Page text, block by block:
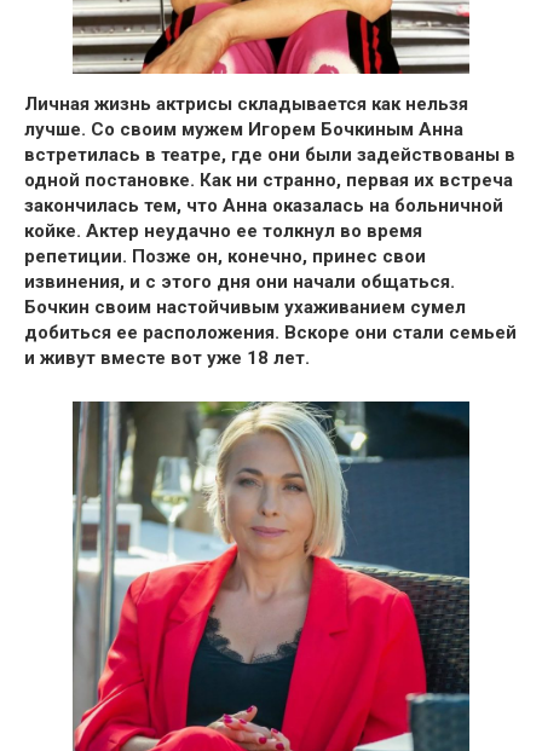
Личная жизнь актрисы складывается как нельзя
лучше. Со своим мужем Игорем Бочкиным Анна
встретилась в театре, где они были задействованы в
одной постановке. Как ни странно, первая их встреча
закончилась тем, что Анна оказалась на больничной
койке. Актер неудачно ее толкнул во время
репетиции. Позже он, конечно, принес свои
извинения, и с этого дня они начали общаться.
Бочкин своим настойчивым ухаживанием сумел
добиться ее расположения. Вскоре они стали семьей
и живут вместе вот уже 18 лет.